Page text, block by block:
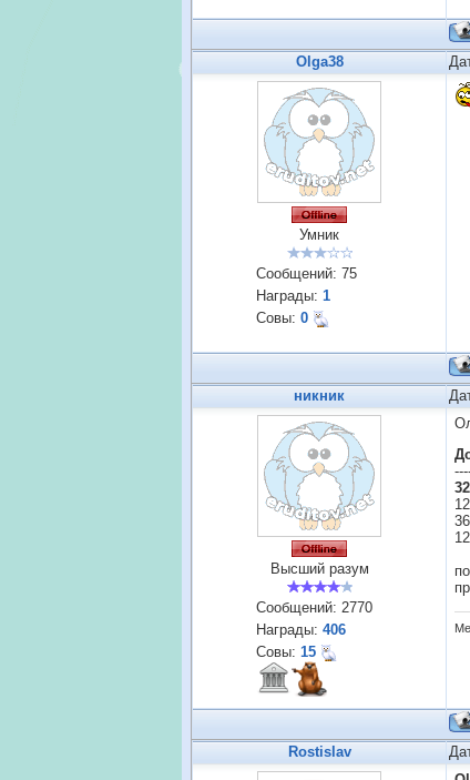
Olga38
Умник
Сообщений: 75
Награды: 1
Совы: 0
никник
Высший разум
Сообщений: 2770
Награды: 406
Совы: 15
Rostislav